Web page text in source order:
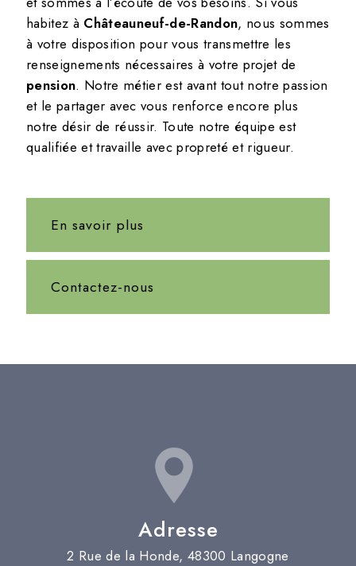
habitez à Châteauneuf-de-Randon, nous sommes
à votre disposition pour vous transmettre les
renseignements nécessaires à votre projet de
pension. Notre métier est avant tout notre passion
et le partager avec vous renforce encore plus
notre désir de réussir. Toute notre équipe est
qualifiée et travaille avec propreté et rigueur.
En savoir plus
Contactez-nous
Adresse
2 Rue de la Honde, 48300 Langogne